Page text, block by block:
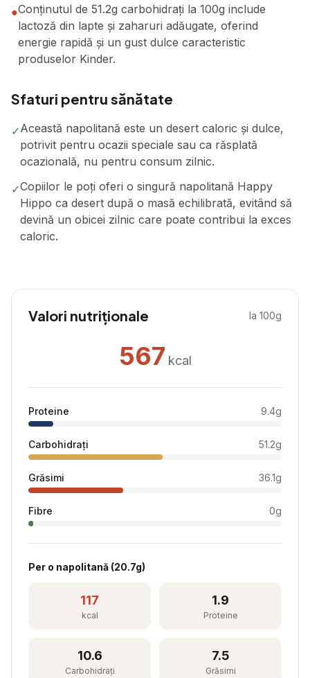
●Conținutul de 51.2g carbohidrați la 100g include
lactoză din lapte și zaharuri adăugate, oferind
energie rapidă și un gust dulce caracteristic
produselor Kinder.
Sfaturi pentru sănătate
✓Această napolitană este un desert caloric și dulce,
potrivit pentru ocazii speciale sau ca răsplată
ocazională, nu pentru consum zilnic.
✓Copiilor le poți oferi o singură napolitană Happy
Hippo ca desert după o masă echilibrată, evitând să
devină un obicei zilnic care poate contribui la exces
caloric.
Valori nutriționale la 100g
567 kcal
Proteine 9.4g
Carbohidrați 51.2g
Grăsimi 36.1g
Fibre 0g
Per o napolitană (20.7g)
117
kcal
1.9
Proteine
10.6
Carbohidrați
7.5
Grăsimi